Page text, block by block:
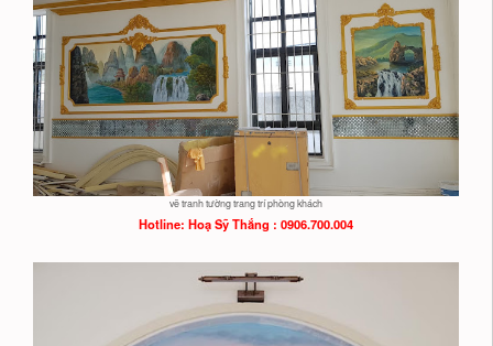
vẽ tranh tường trang trí phòng khách
Hotline: HoạSỹ Thắng : 0906.700.004